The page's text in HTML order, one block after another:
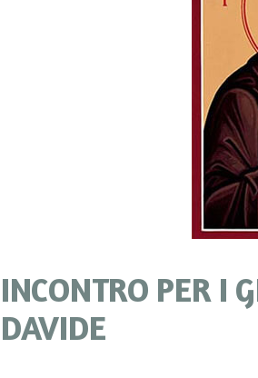
INCONTRO PER I
DAVIDE